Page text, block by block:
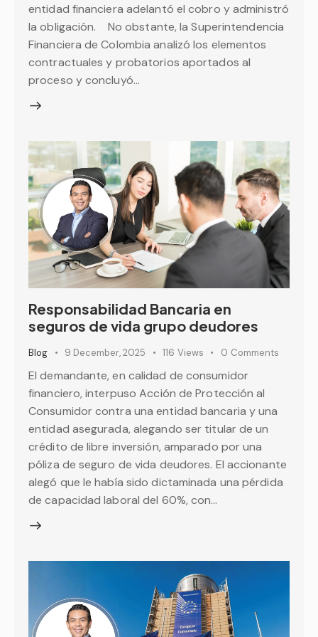
entidad financiera adelantó el cobro y administró
la obligación. No obstante, la Superintendencia
Financiera de Colombia analizó los elementos
contractuales y probatorios aportados al
proceso y concluyó…
Responsabilidad Bancaria en
seguros de vida grupo deudores
Blog 9 December, 2025 116 Views 0 Comments
El demandante, en calidad de consumidor
financiero, interpuso Acción de Protección al
Consumidor contra una entidad bancaria y una
entidad asegurada, alegando ser titular de un
crédito de libre inversión, amparado por una
póliza de seguro de vida deudores. El accionante
alegó que le había sido dictaminada una pérdida
de capacidad laboral del 60%, con…